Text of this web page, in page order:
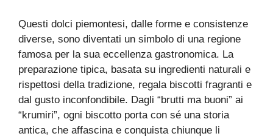
Questi dolci piemontesi, dalle forme e consistenze
diverse, sono diventati un simbolo di una regione
famosa per la sua eccellenza gastronomica. La
preparazione tipica, basata su ingredienti naturali e
rispettosi della tradizione, regala biscotti fragranti e
dal gusto inconfondibile. Dagli “brutti ma buoni” ai
“krumiri”, ogni biscotto porta con sé una storia
antica, che affascina e conquista chiunque li